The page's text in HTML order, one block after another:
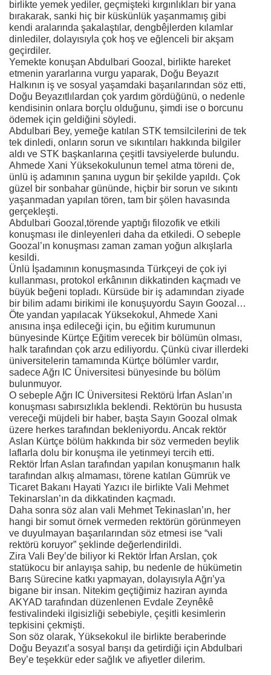
birlikte yemek yediler, geçmişteki kırgınlıkları bir yana
bırakarak, sanki hiç bir küskünlük yaşanmamış gibi
kendi aralarında şakalaştılar, dengbêjlerden kılamlar
dinlediler, dolayısıyla çok hoş ve eğlenceli bir akşam
geçirdiler.
Yemekte konuşan Abdulbari Goozal, birlikte hareket
etmenin yararlarına vurgu yaparak, Doğu Beyazıt
Halkının iş ve sosyal yaşamdaki başarılarından söz etti,
Doğu Beyazıtlılardan çok yardım gördüğünü, o nedenle
kendisinin onlara borçlu olduğunu, şimdi ise o borcunu
ödemek için geldiğini söyledi.
Abdulbari Bey, yemeğe katılan STK temsilcilerini de tek
tek dinledi, onların sorun ve sıkıntıları hakkında bilgiler
aldı ve STK başkanlarına çeşitli tavsiyelerde bulundu.
Ahmede Xani Yüksekokulunun temel atma töreni de,
ünlü iş adamının şanına uygun bir şekilde yapıldı. Çok
güzel bir sonbahar gününde, hiçbir bir sorun ve sıkıntı
yaşanmadan yapılan tören, tam bir şölen havasında
gerçekleşti.
Abdulbari Goozal,törende yaptığı filozofik ve etkili
konuşması ile dinleyenleri daha da etkiledi. O sebeple
Goozal’ın konuşması zaman zaman yoğun alkışlarla
kesildi.
Ünlü İşadamının konuşmasında Türkçeyi de çok iyi
kullanması, protokol erkânının dikkatinden kaçmadı ve
büyük beğeni topladı. Kürsüde bir iş adamından ziyade
bir bilim adamı birikimi ile konuşuyordu Sayın Goozal…
Öte yandan yapılacak Yüksekokul, Ahmede Xani
anısına inşa edileceği için, bu eğitim kurumunun
bünyesinde Kürtçe Eğitim verecek bir bölümün olması,
halk tarafından çok arzu ediliyordu. Çünkü civar illerdeki
üniversitelerin tamamında Kürtçe bölümler vardır,
sadece Ağrı IC Üniversitesi bünyesinde bu bölüm
bulunmuyor.
O sebeple Ağrı IC Üniversitesi Rektörü İrfan Aslan’ın
konuşması sabırsızlıkla beklendi. Rektörün bu hususta
vereceği müjdeli bir haber, başta Sayın Goozal olmak
üzere herkes tarafından bekleniyordu. Ancak rektör
Aslan Kürtçe bölüm hakkında bir söz vermeden beylik
laflarla dolu bir konuşma ile yetinmeyi tercih etti.
Rektör İrfan Aslan tarafından yapılan konuşmanın halk
tarafından alkış almaması, törene katılan Gümrük ve
Ticaret Bakanı Hayati Yazıcı ile birlikte Vali Mehmet
Tekinarslan’ın da dikkatinden kaçmadı.
Daha sonra söz alan vali Mehmet Tekinaslan’ın, her
hangi bir somut örnek vermeden rektörün görünmeyen
ve duyulmayan başarılarından söz etmesi ise “vali
rektörü koruyor” şeklinde değerlendirildi.
Zira Vali Bey’de biliyor ki Rektör İrfan Arslan, çok
statükocu bir anlayışa sahip, bu nedenle de hükümetin
Barış Sürecine katkı yapmayan, dolayısıyla Ağrı’ya
bigane bir insan. Nitekim geçtiğimiz haziran ayında
AKYAD tarafından düzenlenen Evdale Zeynêkê
festivalindeki ilgisizliği sebebiyle, çeşitli kesimlerin
tepkisini çekmişti.
Son söz olarak, Yüksekokul ile birlikte beraberinde
Doğu Beyazıt’a sosyal barışı da getirdiği için Abdulbari
Bey’e teşekkür eder sağlık ve afiyetler dilerim.